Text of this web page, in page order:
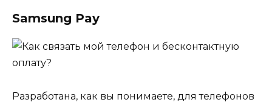
Samsung Pay
Разработана, как вы понимаете, для телефонов